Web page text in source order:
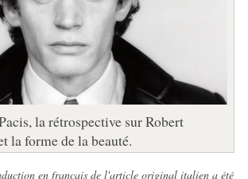
la rétrospective sur Robert
la forme de la beauté.
en français de l'article original italien a été